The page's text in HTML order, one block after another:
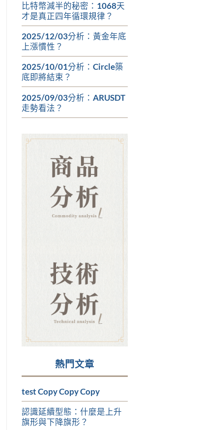
比特幣減半的秘密：1068天
才是真正四年循環規律？
2025/12/03分析：黃金年底
上漲慣性？
2025/10/01分析：Circle築
底即將結束？
2025/09/03分析：ARUSDT
走勢看法？
熱門文章
test Copy Copy Copy
認識延續型態：什麼是上升
旗形與下降旗形？